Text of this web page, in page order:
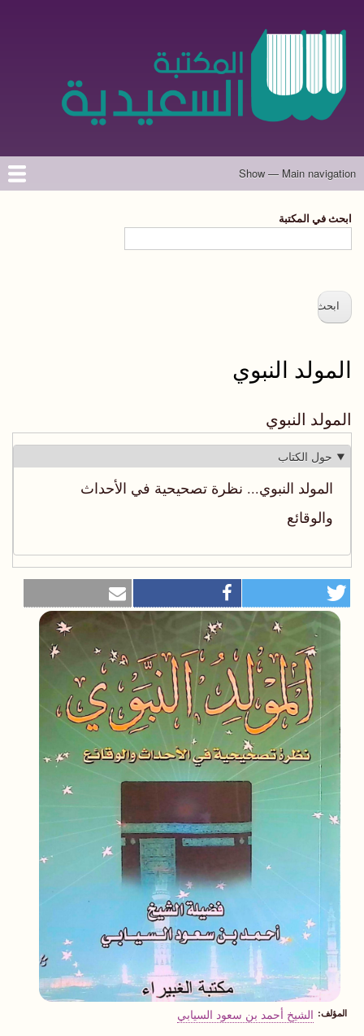
الرئيسي
Main
Show — Main navigation
الرئيسية
المؤلفون
تواصل معنا
حول الموقع
ابحث في المكتبة
المولد النبوي
المولد النبوي
حول الكتاب
المولد النبوي‪ ...‬نظرة تصحيحية في الأحداث
والوقائع‬
المؤلف الشيخ أحمد بن سعود السيابي